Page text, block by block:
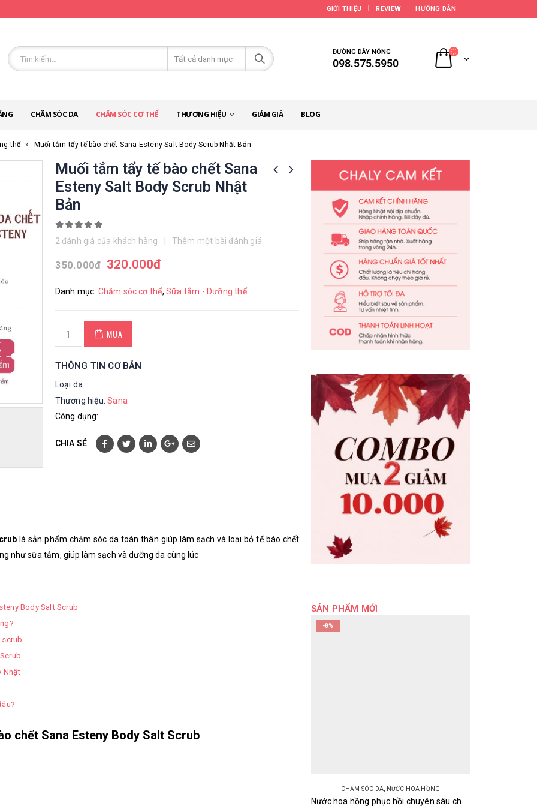
GIỚI THIỆU REVIEW HƯỚNG DẪN
ĐƯỜNG DÂY NÓNG
098.575.5950
CHĂM SÓC DA CHĂM SÓC CƠ THỂ THƯƠNG HIỆU GIẢM GIÁ BLOG
thể » Muối tắm tẩy tế bào chết Sana Esteny Salt Body Scrub Nhật Bản
Muối tắm tẩy tế bào chết Sana
Esteny Salt Body Scrub Nhật
Bản
5.00 out of 5
2 đánh giá của khách hàng Thêm một bài đánh giá
350.000đ 320.000đ
Danh mục: Chăm sóc cơ thể, Sữa tắm - Dưỡng thể
MUA
THÔNG TIN CƠ BẢN
Loại da:
Thương hiệu:Sana
Công dụng:
CHIA SẺ
là sản phẩm chăm sóc da toàn thân giúp làm sạch và loại bỏ tế bào chết
như sữa tắm, giúp làm sạch và dưỡng da cùng lúc
Body Salt Scrub
scrub
Nhật
chết Sana Esteny Body Salt Scrub
SẢN PHẨM MỚI
-8%
CHĂM SÓC DA, NƯỚC HOA HỒNG
Nước hoa hồng phục hồi chuyên sâu cho da nhạy cảm Meishoku Repair & Balance 195ml Nhật Bản